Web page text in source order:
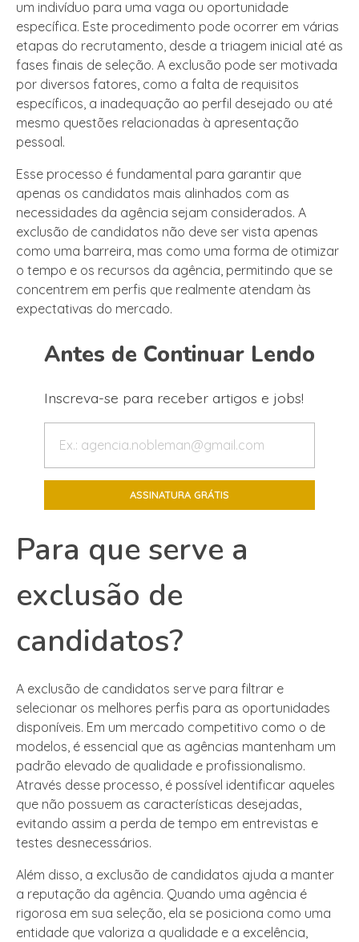
um indivíduo para uma vaga ou oportunidade
específica. Este procedimento pode ocorrer em várias
etapas do recrutamento, desde a triagem inicial até as
fases finais de seleção. A exclusão pode ser motivada
por diversos fatores, como a falta de requisitos
específicos, a inadequação ao perfil desejado ou até
mesmo questões relacionadas à apresentação
pessoal.
Esse processo é fundamental para garantir que
apenas os candidatos mais alinhados com as
necessidades da agência sejam considerados. A
exclusão de candidatos não deve ser vista apenas
como uma barreira, mas como uma forma de otimizar
o tempo e os recursos da agência, permitindo que se
concentrem em perfis que realmente atendam às
expectativas do mercado.
Antes de Continuar Lendo
Inscreva-se para receber artigos e jobs!
Para que serve a
exclusão de
candidatos?
A exclusão de candidatos serve para filtrar e
selecionar os melhores perfis para as oportunidades
disponíveis. Em um mercado competitivo como o de
modelos, é essencial que as agências mantenham um
padrão elevado de qualidade e profissionalismo.
Através desse processo, é possível identificar aqueles
que não possuem as características desejadas,
evitando assim a perda de tempo em entrevistas e
testes desnecessários.
Além disso, a exclusão de candidatos ajuda a manter
a reputação da agência. Quando uma agência é
rigorosa em sua seleção, ela se posiciona como uma
entidade que valoriza a qualidade e a excelência,